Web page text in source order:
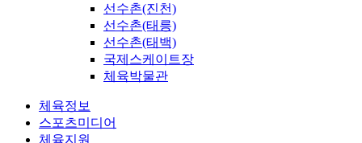
선수촌(진천)
선수촌(태릉)
선수촌(태백)
국제스케이트장
체육박물관
체육정보
스포츠미디어
체육지원